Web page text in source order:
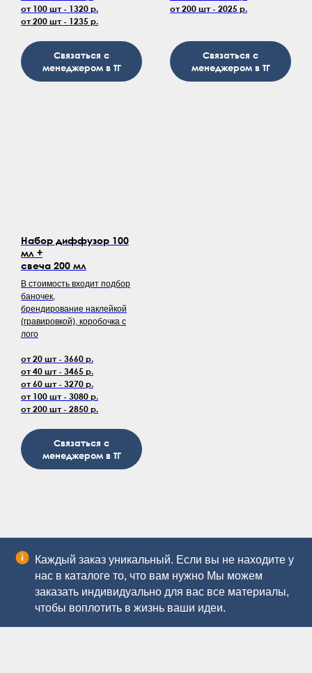
от 100 шт - 1320 р.
от 200 шт - 1235 р.
Связаться с
менеджером в ТГ
от 200 шт - 2025 р.
Связаться с
менеджером в ТГ
Набор диффузор 100
мл +
свеча 200 мл
В стоимость входит подбор
баночек,
брендирование наклейкой
(гравировкой), коробочка с
лого
от 20 шт - 3660 р.
от 40 шт - 3465 р.
от 60 шт - 3270 р.
от 100 шт - 3080 р.
от 200 шт - 2850 р.
Связаться с
менеджером в ТГ
Каждый заказ уникальный. Если вы не находите у
нас в каталоге то, что вам нужно Мы можем
заказать индивидуально для вас все материалы,
чтобы воплотить в жизнь ваши идеи.